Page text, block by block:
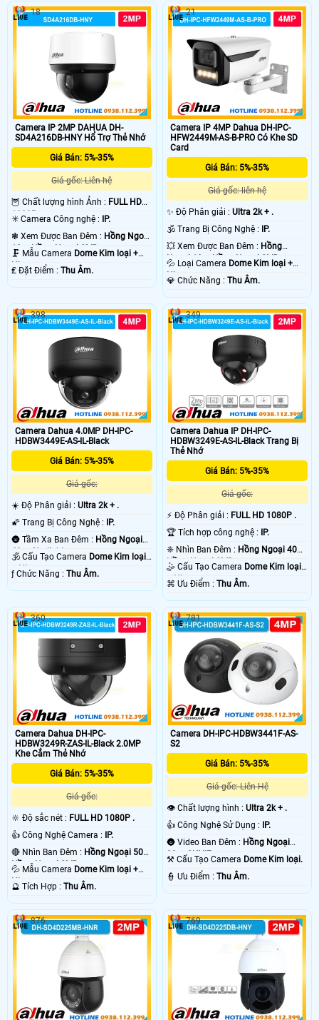
Camera IP 2MP DAHUA DH-
SD4A216DB-HNY Hổ Trợ Thẻ Nhớ
Giá Bán: 5%-35%
Giá gốc: Liên hệ
🦉 Chất lượng hình Ảnh : FULL HD
1080P .
✳️ Camera Công nghệ :
IP.
❃ Xem Được Ban Đêm : Hồng Ngoại
10m Hồng Ngoại SMD.
🗜️ Mẫu Camera Dome Kim loại +
Nhựa.
️₤ Đặt Điểm : Thu Âm.
18
Camera IP 4MP Dahua DH-IPC-
HFW2449M-AS-B-PRO Có Khe SD
Card
Giá Bán: 5%-35%
Giá gốc: liên hệ
✨ Độ Phân giải :Ultra 2k + .
🕉️ Trang Bị Công Nghệ :
IP.
💥 Xem Được Ban Đêm : Hồng
Ngoại 10m Hồng Ngoại SMD.
💦 Loại Camera Dome Kim loại +
Nhựa.
️💎 Chức Năng :Thu Âm.
21
Camera Dahua 4.0MP DH-IPC-
HDBW3449E-AS-IL-Black
Giá Bán: 5%-35%
Giá gốc:
☀️ Độ Phân giải : Ultra 2k + .
🌠 Trang Bị Công Nghệ : IP.
🌚 Tầm Xa Ban Đêm : Hồng Ngoại
40m Starlight.
🕉️ Cấu Tạo Camera Dome Kim loại
+ Nhựa.
️ƒ Chức Năng : Thu Âm.
398
Camera Dahua IP DH-IPC-
HDBW3249E-AS-IL-Black Trang Bị
Thẻ Nhớ
Giá Bán: 5%-35%
Giá gốc:
️⚡ Độ Phân giải : FULL HD 1080P .
🏆 Tích hợp công nghệ : IP.
❈ Nhìn Ban Đêm : Hồng Ngoại 40m
Hồng Ngoại SMD.
🤹 Cấu Tạo Camera Dome Kim loại
+ Nhựa.
️⌘ Ưu Điểm :Thu Âm.
349
Camera Dahua DH-IPC-
HDBW3249R-ZAS-IL-Black 2.0MP
Khe Cắm Thẻ Nhớ
Giá Bán: 5%-35%
Giá gốc:
🔆 Độ sắc nét : FULL HD 1080P .
👍 Công Nghệ Camera :
IP.
🔴 Nhìn Ban Đêm : Hồng Ngoại 50m
Hồng Ngoại SMD.
💦 Mẫu Camera Dome Kim loại +
Nhựa.
️🔮 Tích Hợp : Thu Âm.
360
Camera DH-IPC-HDBW3441F-AS-
S2
Giá Bán: 5%-35%
Giá gốc: Liên Hệ
👁 Chất lượng hình :Ultra 2k + .
👍 Công Nghệ Sử Dụng :
IP.
🌚 Video Ban Đêm : Hồng Ngoại
30m ONVIF.
⚒ Cấu Tạo Camera Dome Kim loại.
️👮 Ưu Điểm :Thu Âm.
781
876 769